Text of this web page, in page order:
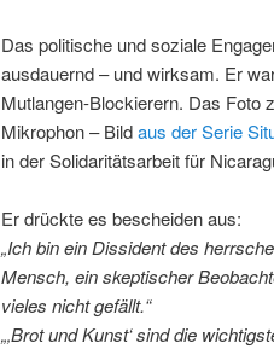
Das politische und soziale
ausdauernd – und wirksam. Er
Mutlangen-Blockierern. Das Foto
Mikrophon – Bildaus der Serie
in der Solidaritätsarbeit für
Er drückte es bescheiden aus:
„Ich bin ein Dissident des
Mensch, ein skeptischer
vieles nicht gefällt.“
„‚Brot und Kunst‘ sind die